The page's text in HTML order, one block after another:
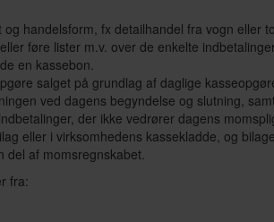
handelsform, fx detailhandel fra vogn eller
føre lister m.v. over de enkelte
en kassebon.
salget på grundlag af daglige
ved dagens begyndelse og slutning,
der ikke vedrører dagens
eller i virksomhedens kassekladde, og
del af momsregnskabet.
fra: